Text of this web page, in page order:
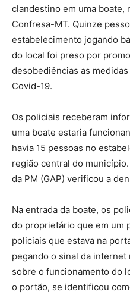
clandestino em uma boate,
Confresa-MT. Quinze
estabelecimento jogando
do local foi preso por
desobediências as
Covid-19.
Os policiais receberam
uma boate estaria
havia 15 pessoas no
região central do
da PM (GAP) verificou a
Na entrada da boate, os
do proprietário que em um
policiais que estava na
pegando o sinal da
sobre o funcionamento do
o portão, se identificou